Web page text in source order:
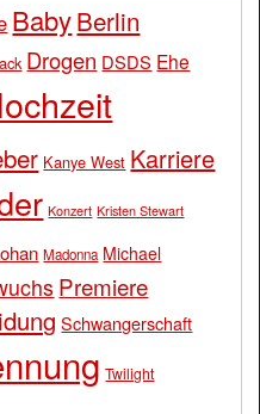
BabyBerlin
Drogen DSDS Ehe
Kanye West Karriere
Konzert Kristen Stewart
Madonna Michael
Premiere
Schwangerschaft
Twilight